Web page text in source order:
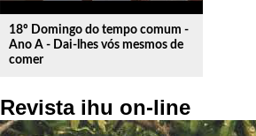
18º Domingo do tempo comum -
Ano A - Dai-lhes vós mesmos de
comer
Revista ihu on-line